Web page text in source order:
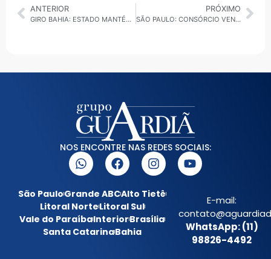
ANTERIOR
GIRO BAHIA: ESTADO MANTÉM DESTAQUE NA AGRICULTURA E ENFRENTA DESTRUIÇÃO POR FORTES CHUVAS NO INTERIOR
PRÓXIMO
SÃO PAULO: CONSÓRCIO VENCE LEILÃO PARA CONSTRUIR NOVA SEDE DO GOVERNO NO CENTRO DA CAPITAL
NOS ENCONTRE NAS REDES SOCIAIS:
São PauloGrande ABCAlto Tietê
Litoral NorteLitoral Sul
Vale do ParaíbaInteriorBrasília
Santa CatarinaBahia
E-mail:
WhatsApp: (11)
98826-4492